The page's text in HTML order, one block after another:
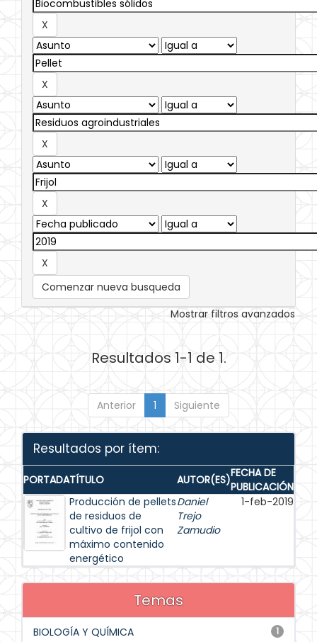
Comenzar nueva busqueda
Mostrar filtros avanzados
Resultados 1-1 de 1.
Anterior 1 Siguiente
Resultados por ítem:
PORTADATÍTULO AUTOR(ES)FECHA DE
PUBLICACIÓN
Producción de pellets
de residuos de
cultivo de frijol con
máximo contenido
energético
Daniel
Trejo
Zamudio
1-feb-2019
Temas
1
BIOLOGÍA Y QUÍMICA